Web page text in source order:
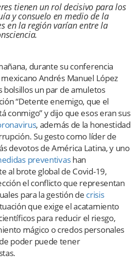
tienen un rol decisivo para los
y consuelo en medio de la
en la región varían entre la
durante su conferencia
Andrés Manuel López
bolsillos un par de amuletos
“Detente enemigo, que el
conmigo” y dijo que esos eran sus
, además de la honestidad
Su gesto como líder de
devotos de América Latina, y uno
preventivashan
al brote global de Covid-19,
el conflicto que representan
para la gestión de crisis
que exige el acatamiento
para reducir el riesgo,
mágico o credos personales
poder puede tener